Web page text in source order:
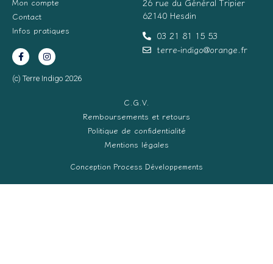
Contact
Infos pratiques
(c) Terre Indigo 2026
62140 Hesdin
03 21 81 15 53
terre-indigo@orange.fr
C.G.V.
Remboursements et retours
Politique de confidentialité
Mentions légales
Conception Process Développements